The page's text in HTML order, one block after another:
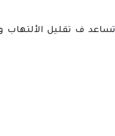
ف تقليل الألتهاب